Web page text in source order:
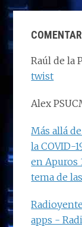
Raúl de la
twist
Alex
Más allá
la COVID-
en Apuros
tema de
apps -